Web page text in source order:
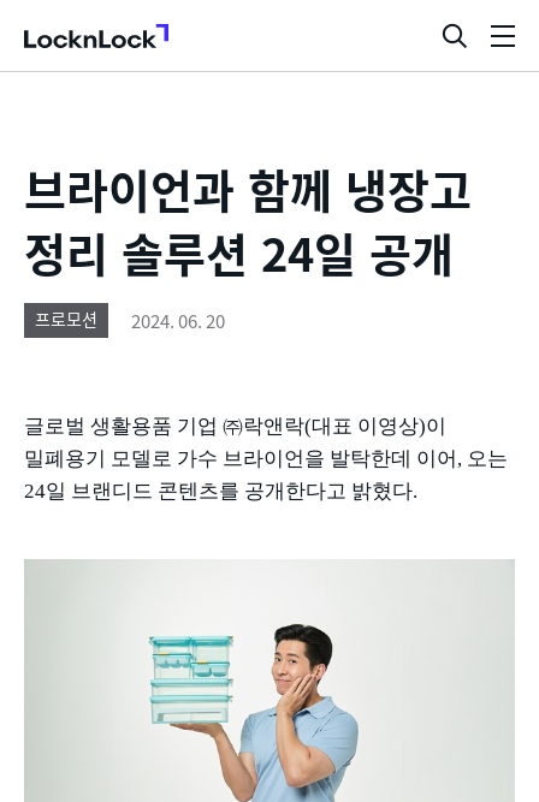
LocknLock
검
색
브라이언과 함께 냉장고
정리 솔루션 24일 공개
프로모션 2024. 06. 20
글로벌 생활용품 기업 ㈜락앤락(대표 이영상)이
밀폐용기 모델로 가수 브라이언을 발탁한데 이어 , 오는
24일 브랜디드 콘텐츠를 공개한다고 밝혔다.